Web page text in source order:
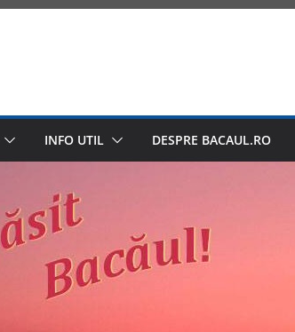
INFO UTIL DESPRE BACAUL.RO